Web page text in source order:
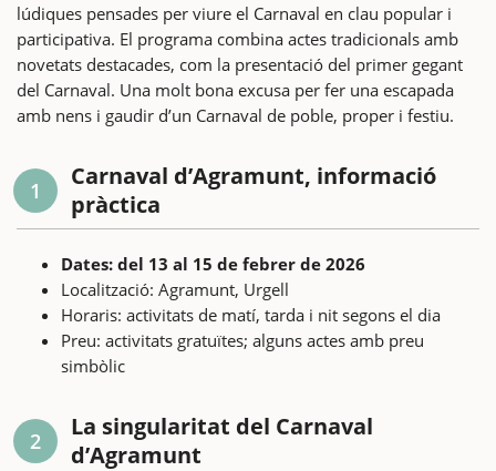
lúdiques pensades per viure el Carnaval en clau popular i
participativa. El programa combina actes tradicionals amb
novetats destacades, com la presentació del primer gegant
del Carnaval. Una molt bona excusa per fer una escapada
amb nens i gaudir d’un Carnaval de poble, proper i festiu.
1
Carnaval d’Agramunt, informació
pràctica
Dates: del 13 al 15 de febrer de 2026
Localització: Agramunt, Urgell
Horaris: activitats de matí, tarda i nit segons el dia
Preu: activitats gratuïtes; alguns actes amb preu
simbòlic
2
La singularitat del Carnaval
d’Agramunt